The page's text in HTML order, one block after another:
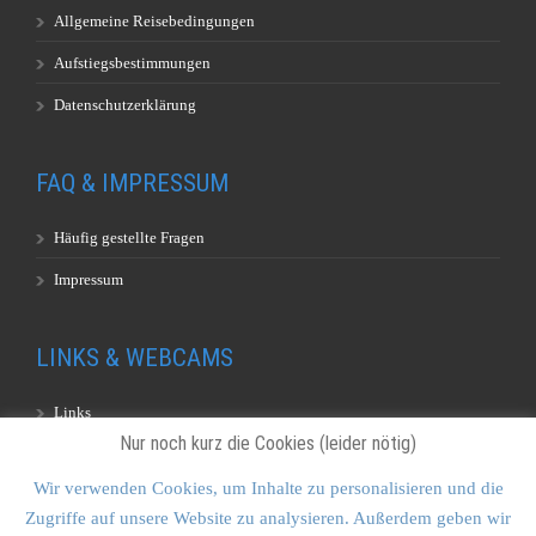
Allgemeine Reisebedingungen
Aufstiegsbestimmungen
Datenschutzerklärung
FAQ & IMPRESSUM
Häufig gestellte Fragen
Impressum
LINKS & WEBCAMS
Links
Nur noch kurz die Cookies (leider nötig)
Wir verwenden Cookies, um Inhalte zu personalisieren und die
Zugriffe auf unsere Website zu analysieren. Außerdem geben wir